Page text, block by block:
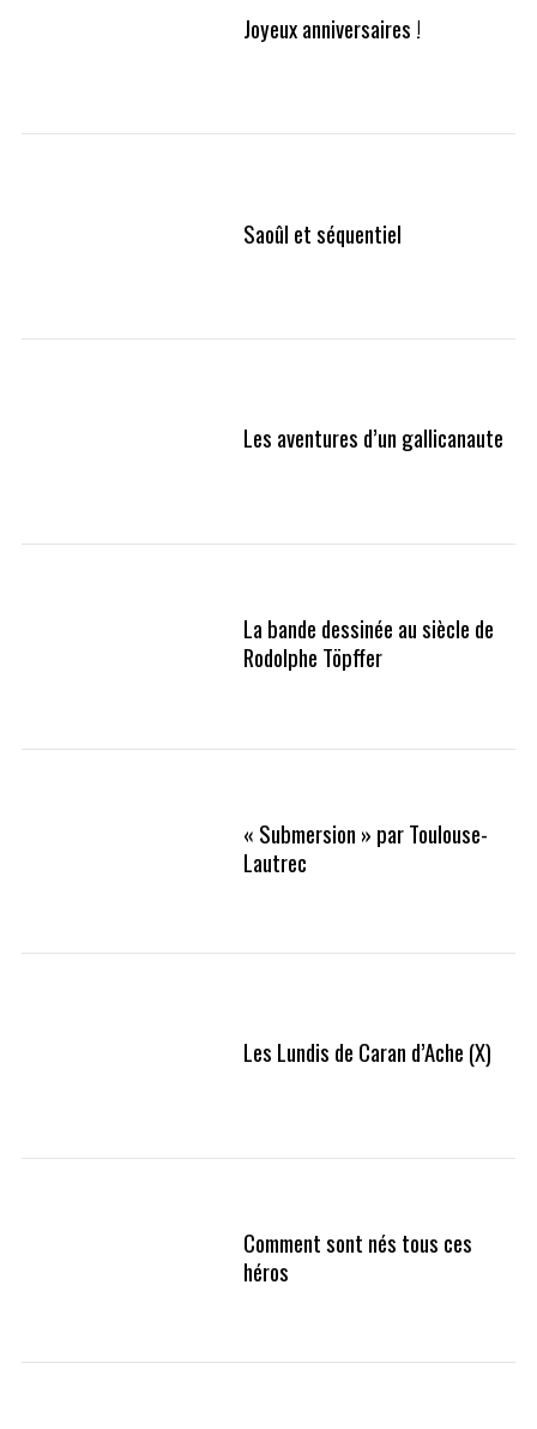
Joyeux anniversaires !
Saoûl et séquentiel
Les aventures d’un gallicanaute
La bande dessinée au siècle de
Rodolphe Töpffer
« Submersion » par Toulouse-
Lautrec
Les Lundis de Caran d’Ache (X)
Comment sont nés tous ces
héros